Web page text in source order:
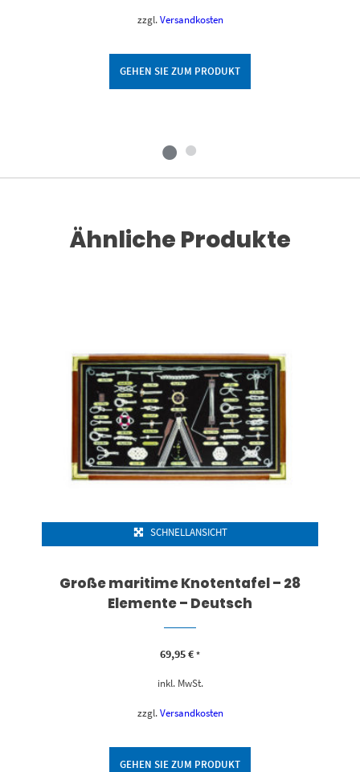
zzgl. Versandkosten
GEHEN SIE ZUM PRODUKT
Ähnliche Produkte
SCHNELLANSICHT
Große maritime Knotentafel – 28
Elemente – Deutsch
69,95€ *
inkl. MwSt.
zzgl. Versandkosten
GEHEN SIE ZUM PRODUKT